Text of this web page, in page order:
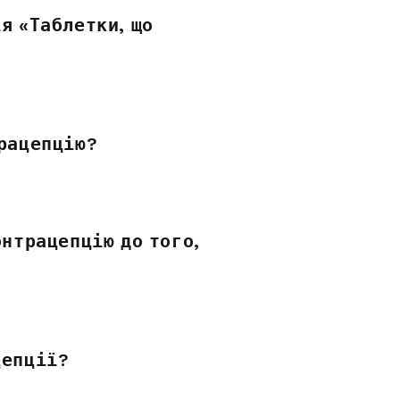
«Таблетки, що
до того,